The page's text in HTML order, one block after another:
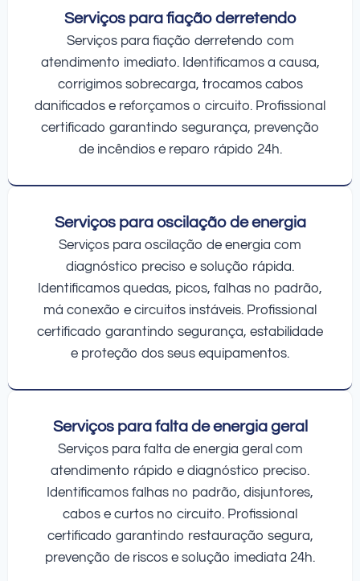
Serviços para fiação derretendo
Serviços para fiação derretendo com
atendimento imediato. Identificamos a causa,
corrigimos sobrecarga, trocamos cabos
danificados e reforçamos o circuito. Profissional
certificado garantindo segurança, prevenção
de incêndios e reparo rápido 24h.
Serviços para oscilação de energia
Serviços para oscilação de energia com
diagnóstico preciso e solução rápida.
Identificamos quedas, picos, falhas no padrão,
má conexão e circuitos instáveis. Profissional
certificado garantindo segurança, estabilidade
e proteção dos seus equipamentos.
Serviços para falta de energia geral
Serviços para falta de energia geral com
atendimento rápido e diagnóstico preciso.
Identificamos falhas no padrão, disjuntores,
cabos e curtos no circuito. Profissional
certificado garantindo restauração segura,
prevenção de riscos e solução imediata 24h.